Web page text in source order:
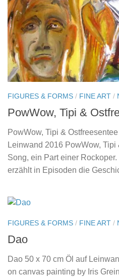
FIGURES & FORMS / FINE ART /
PowWow, Tipi &
PowWow, Tipi &
Leinwand 2016 PowWow, Tipi
Song, ein Part einer
erzählt in Episoden die
FIGURES & FORMS / FINE ART /
Dao
Dao 50 x 70 cm Öl auf
on canvas painting by Iris